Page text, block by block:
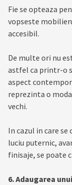
Fie se opteaza
vopseste
accesibil.
De multe ori nu
astfel ca printr-o
aspect
reprezinta o
vechi.
In cazul in care
luciu puternic,
finisaje, se poate
6. Adaugarea